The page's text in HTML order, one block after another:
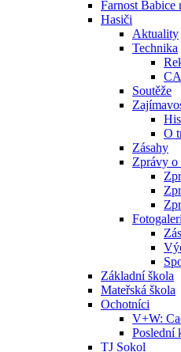
Farnost Babice
Hasiči
Aktuality
Technika
Soutěže
O
Zásahy
Zprávy o
Základní škola
Mateřská škola
Ochotníci
V+W:
Poslední
TJ Sokol